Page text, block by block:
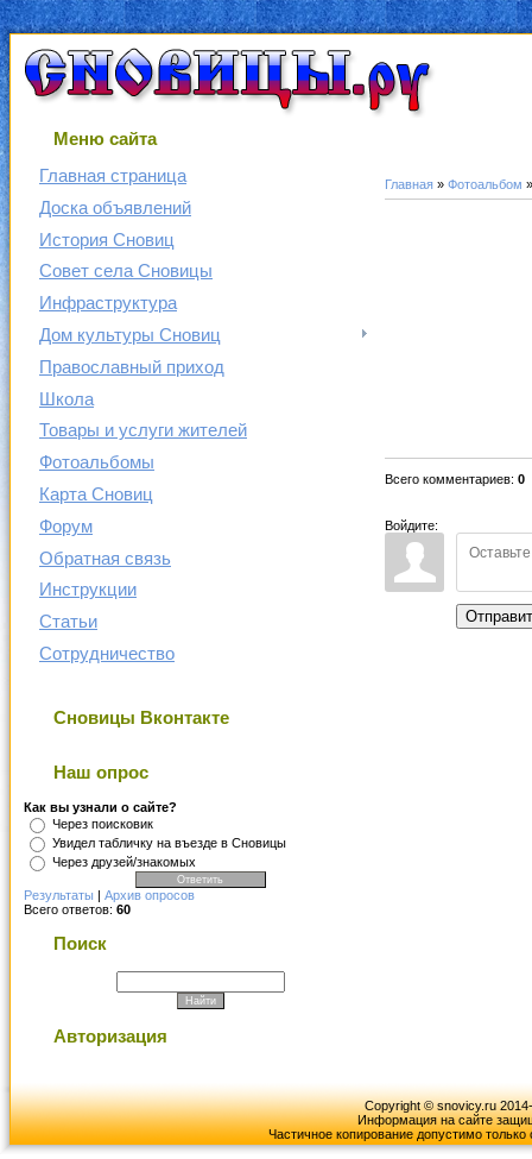
Меню сайта
Главная страница
Доска объявлений
История Сновиц
Совет села Сновицы
Инфраструктура
Дом культуры Сновиц
Православный приход
Школа
Товары и услуги жителей
Фотоальбомы
Карта Сновиц
Форум
Обратная связь
Инструкции
Статьи
Сотрудничество
Сновицы Вконтакте
Наш опрос
Как вы узнали о сайте?
Через поисковик
Увидел табличку на въезде в Сновицы
Через друзей/знакомых
Результаты | Архив опросов
Всего ответов: 60
Поиск
Авторизация
Главная » Фотоальбом
Всего комментариев: 0
Войдите:
Copyright © snovicy.ru
Информация на сайте
Частичное копирование допустимо только